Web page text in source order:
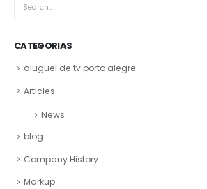
CATEGORIAS
aluguel de tv porto alegre
Articles
News
blog
Company History
Markup